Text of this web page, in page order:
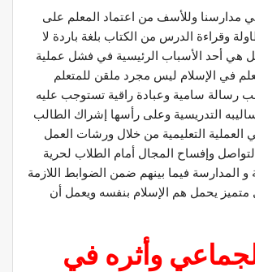
مدارسنا وللأسف من اعتماد المعلم على
وقراءة الدرس من الكتاب بلغة باردة لا
هي أحد الأسباب الرئيسية في فشل عملية
في الإسلام ليس مجرد ملقن للمتعلم
سامية وعبادة راقية تستوجب عليه
التدريسية وعلى رأسها إشراك الطالب
التعليمية من خلال ورشات العمل
وإفساح المجال أمام الطلاب لحرية
و المدارسة فيما بينهم ضمن الضوابط اللازمة
يحمل هم الإسلام بنفسه ويعمل أن
وأثره في